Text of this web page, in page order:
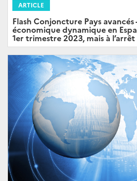
ARTICLE
Flash Conjoncture Pays
économique dynamique en
1er trimestre 2023, mais à